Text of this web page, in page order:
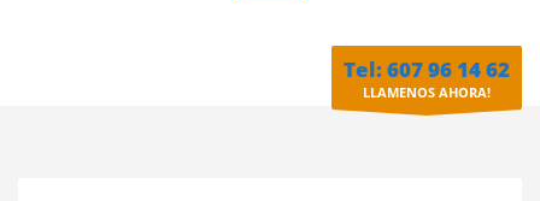
Tel: 607 96 14 62
LLAMENOS AHORA!